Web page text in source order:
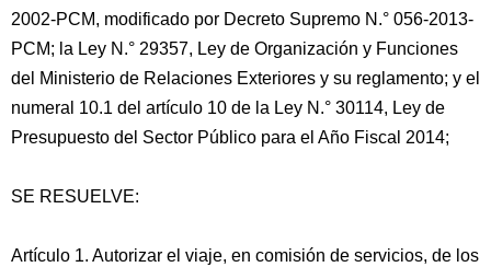
2002-PCM, modificado por Decreto Supremo N.° 056-2013-
PCM; la Ley N.° 29357, Ley de Organización y Funciones
del Ministerio de Relaciones Exteriores y su reglamento; y el
numeral 10.1 del artículo 10 de la Ley N.° 30114, Ley de
Presupuesto del Sector Público para el Año Fiscal 2014;
SE RESUELVE:
Artículo 1. Autorizar el viaje, en comisión de servicios, de los